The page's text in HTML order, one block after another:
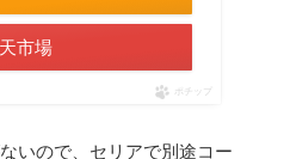
市場
ポチップ
いので、セリアで別途コー